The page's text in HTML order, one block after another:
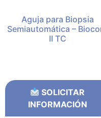
Aguja para Biopsia
Semiautomática –
II TC
SOLICITAR
INFORMACIÓN